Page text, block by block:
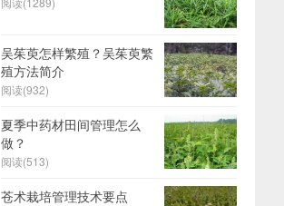
吴茱萸怎样繁殖？吴茱萸繁
殖方法简介
阅读(932)
夏季中药材田间管理怎么
做？
阅读(513)
苍术栽培管理技术要点